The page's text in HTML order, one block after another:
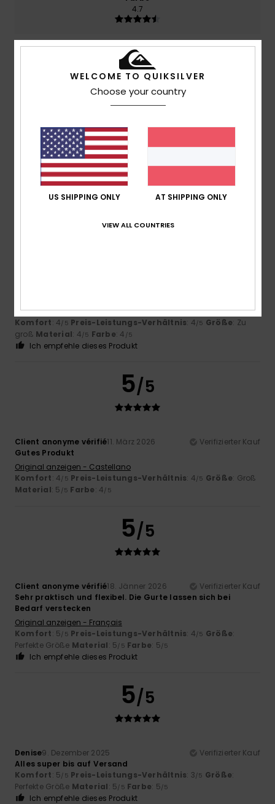
4.7
5/5
Christin26. Juni 2026
Tolle Aufteilung der Fächer
Komfort: 5/5 Preis-Leistungs-Verhältnis
Perfekte GrößeMaterial: 5/5 Farbe: 5/5
Ich empfehle dieses Produkt
4/5
Original anzeigen - Français
Komfort: 4/5 Preis-Leistungs-Verhältnis: 4/5 Größe: Zu
groß Material: 4/5 Farbe: 4 /5
Ich empfehle dieses Produkt
5/5
Client anonyme vérifié11. März 2026
Verifizierter Kauf
Gutes Produkt
Original anzeigen - Castellano
Komfort: 4/5 Preis-Leistungs-Verhältnis: 4/5 Größe: Groß
Material: 5 /5 Farbe: 4/5
5/5
Client anonyme vérifié18. Jänner 2026
Verifizierter Kauf
Sehr praktisch und flexibel. Die Gurte lassen sich bei
Bedarf verstecken
Original anzeigen - Français
Komfort: 5/5 Preis-Leistungs-Verhältnis: 4/5 Größe:
Perfekte Größe Material: 5/5 Farbe: 5/5
Ich empfehle dieses Produkt
5/5
Denise9. Dezember 2025
Verifizierter Kauf
Alles super bis auf Versand
Komfort: 5/5 Preis-Leistungs-Verhältnis: 3/5 Größe:
Perfekte Größe Material: 5/5 Farbe: 5/5
Ich empfehle dieses Produkt
WELCOME TO QUIKSILVER
Choose your country
US SHIPPING ONLY AT SHIPPING ONLY
VIEW ALL COUNTRIES